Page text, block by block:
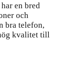
en bred
och
bra telefon,
kvalitet till